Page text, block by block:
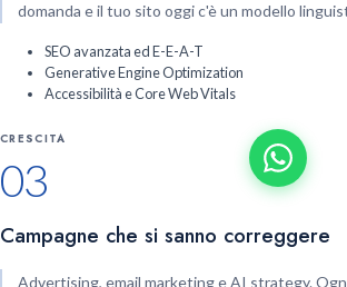
domanda e il tuo sito oggi c'è un modello
SEO avanzata ed E-E-A-T
Generative Engine Optimization
Accessibilità e Core Web Vitals
CRESCITA
03
Campagne che si sanno correggere
Advertising, email marketing e AI strategy.